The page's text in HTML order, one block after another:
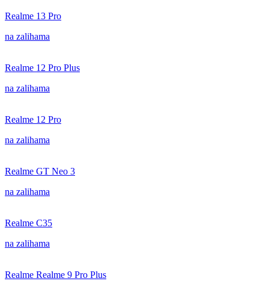
Realme 13 Pro
na zalihama
Realme 12 Pro Plus
na zalihama
Realme 12 Pro
na zalihama
Realme GT Neo 3
na zalihama
Realme C35
na zalihama
Realme Realme 9 Pro Plus